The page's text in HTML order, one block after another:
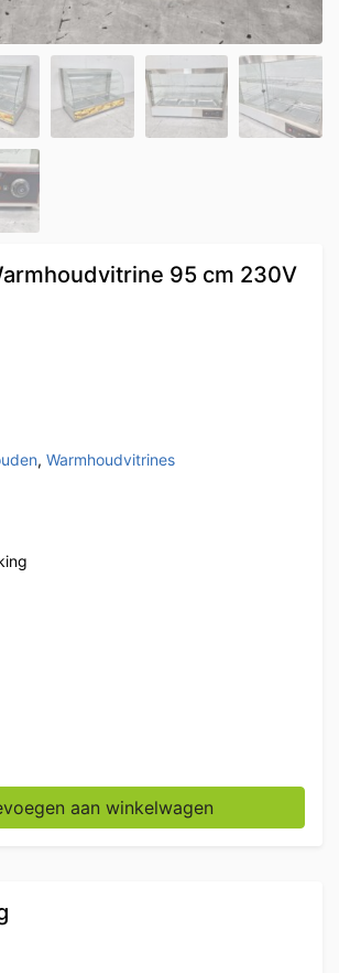
95 cm 230V
, Warmhoudvitrines
95 cm 230V Horeca aantal
aan winkelwagen